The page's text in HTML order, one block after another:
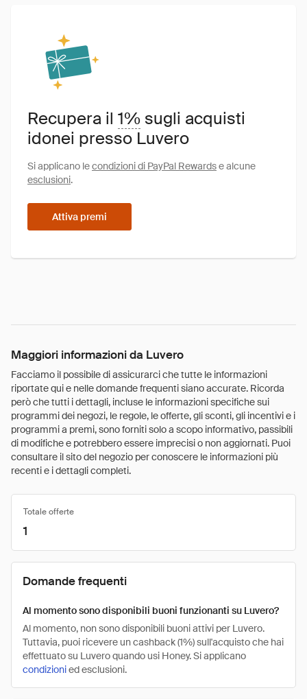
Recupera il 1% sugli acquisti
idonei presso Luvero
Si applicano lecondizioni di PayPal Rewardse alcune
esclusioni.
Attiva premi
Maggiori informazioni da Luvero
Facciamo il possibile di assicurarci che tutte le informazioni
riportate qui e nelle domande frequenti siano accurate. Ricorda
però che tutti i dettagli, incluse le informazioni specifiche sui
programmi dei negozi, le regole, le offerte, gli sconti, gli incentivi e i
programmi a premi, sono forniti solo a scopo informativo, passibili
di modifiche e potrebbero essere imprecisi o non aggiornati. Puoi
consultare il sito del negozio per conoscere le informazioni più
recenti e i dettagli completi.
Totale offerte
1
Domande frequenti
Al momento sono disponibili buoni funzionanti su Luvero?
Al momento, non sono disponibili buoni attivi per Luvero.
Tuttavia, puoi ricevere un cashback (1%) sull'acquisto che hai
effettuato su Luvero quando usi Honey. Si applicano
condizionied esclusioni.